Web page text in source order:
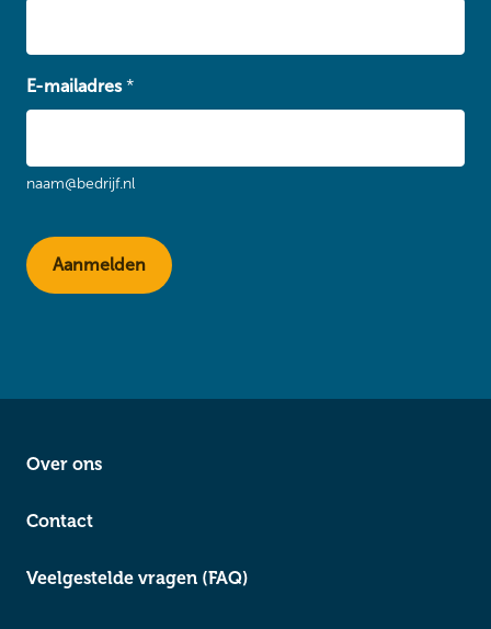
E-mailadres*
naam@bedrijf.nl
Over ons
Contact
Veelgestelde vragen (FAQ)